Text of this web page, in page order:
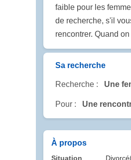
faible pour les
de recherche, s'il
rencontrer. Quand
Sa recherche
Recherche : Une
Pour : Une
À propos
Situation